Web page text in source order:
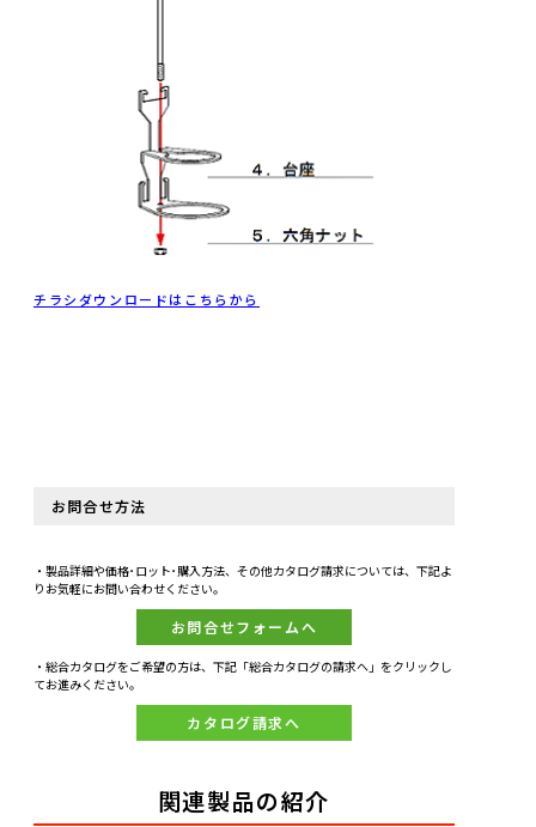
チラシダウンロードはこちらから
お問合せ方法
・製品詳細や価格･ロット･購入方法、その他カタログ請求については、下記よ
りお気軽にお問い合わせください。
お問合せフォームへ
・総合カタログをご希望の方は、下記「総合カタログの請求へ」をクリックし
てお進みください。
カタログ請求へ
関連製品の紹介